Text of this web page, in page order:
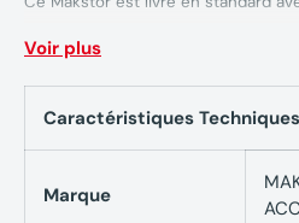
tiroirs de taille moyenne.
Le Makstor peut être muni
été dotés d'un système de
ne s'ouvrent brusquement pendant
Voir plus
Caractéristiques Techniques
Marque